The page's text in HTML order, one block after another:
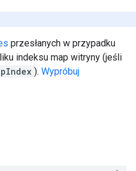
przesłanych w przypadku
indeksu map witryny (jeśli
). Wypróbuj